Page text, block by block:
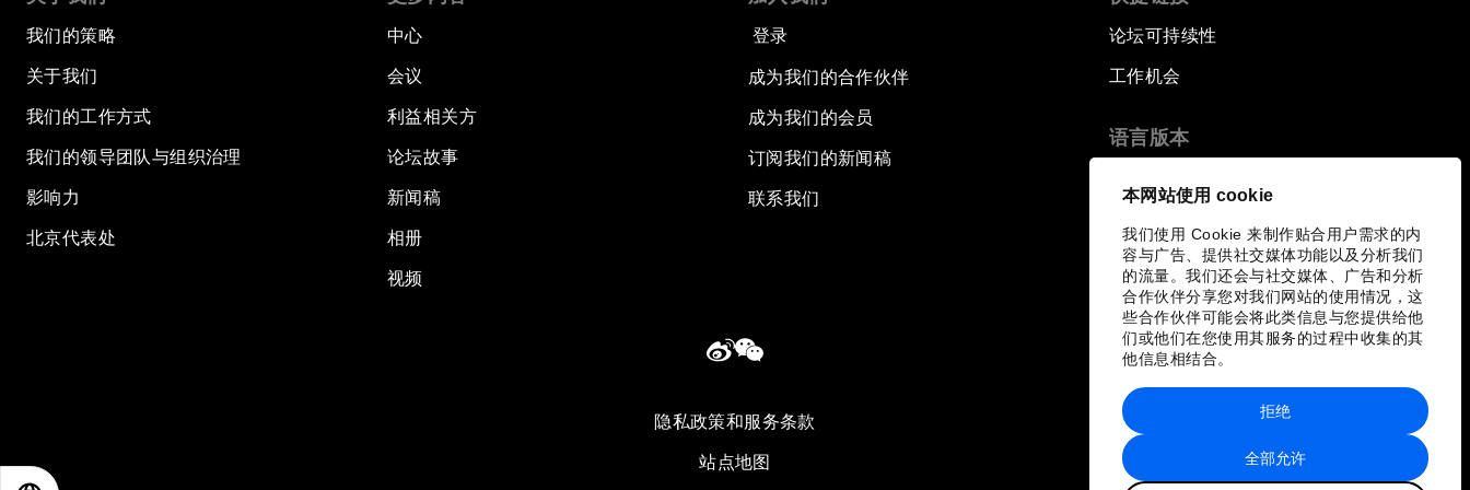
本网站使用 cookie
我们使用 Cookie 来制作贴合用户需求的内
容与广告、提供社交媒体功能以及分析我们
的流量。我们还会与社交媒体、广告和分析
合作伙伴分享您对我们网站的使用情况，这
些合作伙伴可能会将此类信息与您提供给他
们或他们在您使用其服务的过程中收集的其
他信息相结合。
全部允许
拒绝
我们的策略
关于我们
我们的工作方式
我们的领导团队与组织治理
影响力
北京代表处
中心
会议
利益相关方
论坛故事
新闻稿
相册
视频
登录
成为我们的合作伙伴
成为我们的会员
订阅我们的新闻稿
联系我们
论坛可持续性
工作机会
语言版本
隐私政策和服务条款
站点地图